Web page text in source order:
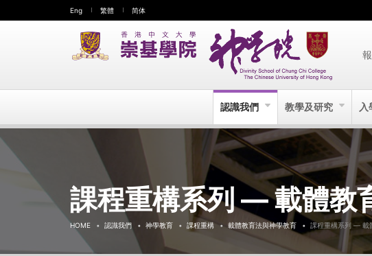
Eng 繁體 简体
認識我們 教學及研究 入
課程重構系列 — 載體教
HOME 認識我們 神學教育 課程重構 載體教育法與神學教育 課程重構系列 — 載